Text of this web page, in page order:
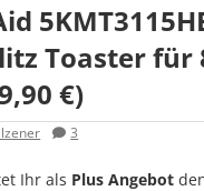
Toaster für
€)
3
Ihr als Plus Angebot